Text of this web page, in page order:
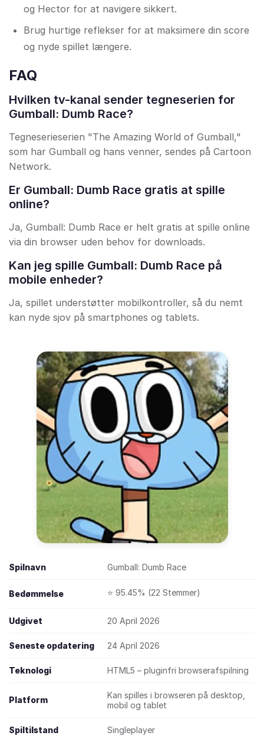
og Hector for at navigere sikkert.
Brug hurtige reflekser for at maksimere din score
og nyde spillet længere.
FAQ
Hvilken tv-kanal sender tegneserien for
Gumball: Dumb Race?
Tegneserieserien "The Amazing World of Gumball,"
som har Gumball og hans venner, sendes på Cartoon
Network.
Er Gumball: Dumb Race gratis at spille
online?
Ja, Gumball: Dumb Race er helt gratis at spille online
via din browser uden behov for downloads.
Kan jeg spille Gumball: Dumb Race på
mobile enheder?
Ja, spillet understøtter mobilkontroller, så du nemt
kan nyde sjov på smartphones og tablets.
Spilnavn Gumball: Dumb Race
Bedømmelse ⭐ 95.45% (22 Stemmer)
Udgivet 20 April 2026
Seneste opdatering 24 April 2026
Teknologi HTML5 – pluginfri browserafspilning
Platform
Kan spilles i browseren på desktop,
mobil og tablet
Spiltilstand Singleplayer